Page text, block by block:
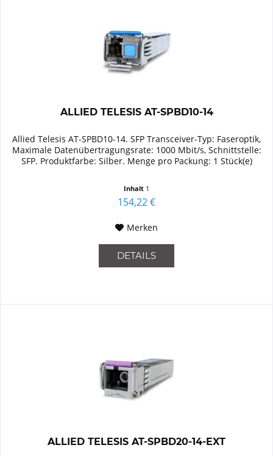
ALLIED TELESIS AT-SPBD10-14
Allied Telesis AT-SPBD10-14. SFP Transceiver-Typ: Faseroptik,
Maximale Datenübertragungsrate: 1000 Mbit/s, Schnittstelle:
SFP. Produktfarbe: Silber. Menge pro Packung: 1 Stück(e)
Inhalt 1
154,22 €
Merken
DETAILS
ALLIED TELESIS AT-SPBD20-14-EXT